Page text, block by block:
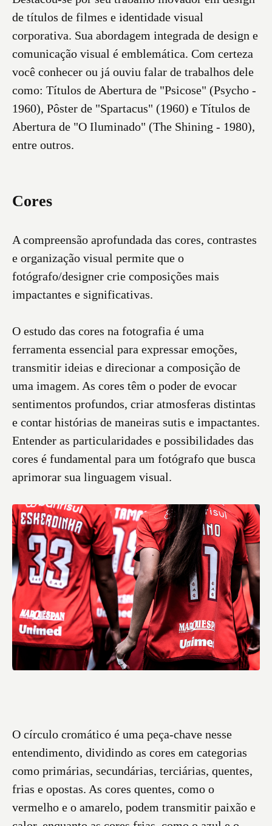
de títulos de filmes e identidade visual
corporativa. Sua abordagem integrada de design e
comunicação visual é emblemática. Com certeza
você conhecer ou já ouviu falar de trabalhos dele
como: Títulos de Abertura de "Psicose" (Psycho -
1960), Pôster de "Spartacus" (1960) e Títulos de
Abertura de "O Iluminado" (The Shining - 1980),
entre outros.
Cores
A compreensão aprofundada das cores, contrastes
e organização visual permite que o
fotógrafo/designer crie composições mais
impactantes e significativas.
O estudo das cores na fotografia é uma
ferramenta essencial para expressar emoções,
transmitir ideias e direcionar a composição de
uma imagem. As cores têm o poder de evocar
sentimentos profundos, criar atmosferas distintas
e contar histórias de maneiras sutis e impactantes.
Entender as particularidades e possibilidades das
cores é fundamental para um fotógrafo que busca
aprimorar sua linguagem visual.
O círculo cromático é uma peça-chave nesse
entendimento, dividindo as cores em categorias
como primárias, secundárias, terciárias, quentes,
frias e opostas. As cores quentes, como o
vermelho e o amarelo, podem transmitir paixão e